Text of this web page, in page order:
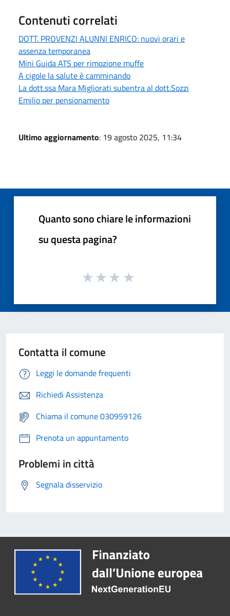
Contenuti correlati
DOTT. PROVENZI ALUNNI ENRICO: nuovi orari e
assenza temporanea
Mini Guida ATS per rimozione muffe
A cigole la salute è camminando
La dott.ssa Mara Migliorati subentra al dott.Sozzi
Emilio per pensionamento
Ultimo aggiornamento: 19 agosto 2025, 11:34
Quanto sono chiare le informazioni
su questa pagina?
Contatta il comune
Leggi le domande frequenti
Richiedi Assistenza
Chiama il comune 030959126
Prenota un appuntamento
Problemi in città
Segnala disservizio